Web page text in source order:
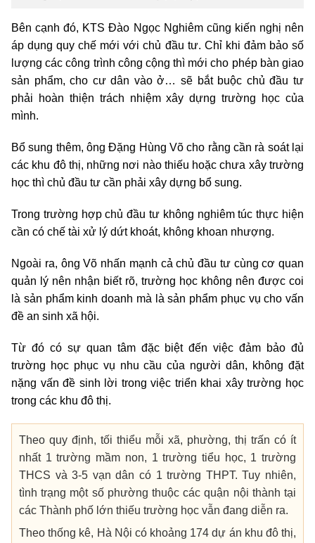
Bên cạnh đó, KTS Đào Ngọc Nghiêm cũng kiến nghị nên
áp dụng quy chế mới với chủ đầu tư. Chỉ khi đảm bảo số
lượng các công trình công cộng thì mới cho phép bàn giao
sản phẩm, cho cư dân vào ở… sẽ bắt buộc chủ đầu tư
phải hoàn thiện trách nhiệm xây dựng trường học của
mình.
Bổ sung thêm, ông Đặng Hùng Võ cho rằng cần rà soát lại
các khu đô thị, những nơi nào thiếu hoặc chưa xây trường
học thì chủ đầu tư cần phải xây dựng bổ sung.
Trong trường hợp chủ đầu tư không nghiêm túc thực hiện
cần có chế tài xử lý dứt khoát, không khoan nhượng.
Ngoài ra, ông Võ nhấn mạnh cả chủ đầu tư cùng cơ quan
quản lý nên nhận biết rõ, trường học không nên được coi
là sản phẩm kinh doanh mà là sản phẩm phục vụ cho vấn
đề an sinh xã hội.
Từ đó có sự quan tâm đặc biệt đến việc đảm bảo đủ
trường học phục vụ nhu cầu của người dân, không đặt
nặng vấn đề sinh lời trong việc triển khai xây trường học
trong các khu đô thị.
Theo quy định, tối thiểu mỗi xã, phường, thị trấn có ít
nhất 1 trường mầm non, 1 trường tiểu học, 1 trường
THCS và 3-5 vạn dân có 1 trường THPT. Tuy nhiên,
tình trạng một số phường thuộc các quận nội thành tại
các Thành phố lớn thiếu trường học vẫn đang diễn ra.
Theo thống kê, Hà Nội có khoảng 174 dự án khu đô thị,